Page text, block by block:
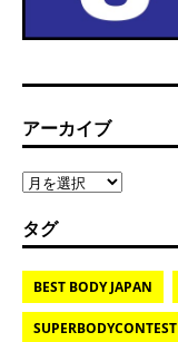
アーカイブ
タグ
BEST BODY JAPAN
SUPERBODYCONTEST